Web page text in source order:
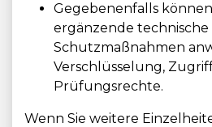
Gegebenenfalls
ergänzende
Schutzmaßnahmen
Verschlüsselung,
Prüfungsrechte.
Wenn Sie weitere